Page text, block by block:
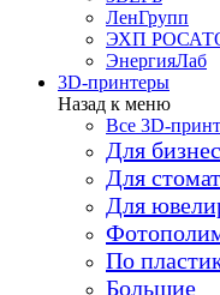
ЛенГрупп
ЭХП
ЭнергияЛаб
3D-принтеры
Назад к меню
Все 3D-
Для
Для
Для
По
Большие